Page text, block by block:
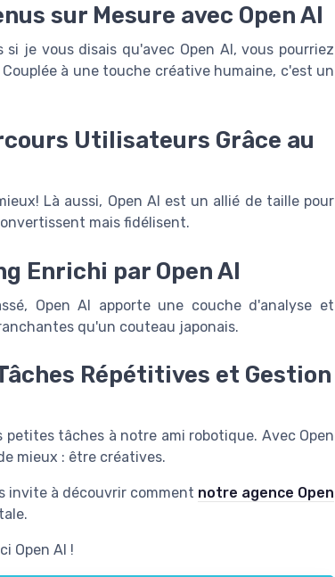
sur Mesure avec Open AI
je vous disais qu'avec Open AI, vous pourriez
à une touche créative humaine, c'est un
Utilisateurs Grâce au
Là aussi, Open AI est un allié de taille pour
mais fidélisent.
Enrichi par Open AI
Open AI apporte une couche d'analyse et
qu'un couteau japonais.
Répétitives et Gestion
tâches à notre ami robotique. Avec Open
mieux : être créatives.
invite à découvrir comment notre agence Open
Open AI !